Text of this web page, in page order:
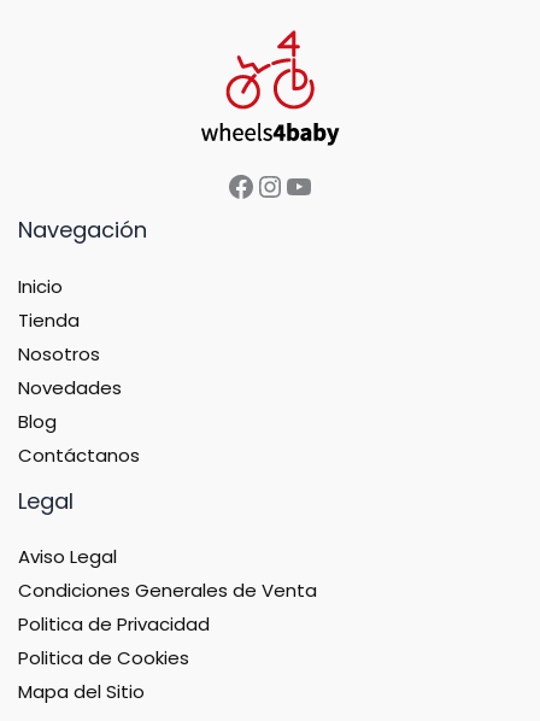
Navegación
Inicio
Tienda
Nosotros
Novedades
Blog
Contáctanos
Legal
Aviso Legal
Condiciones Generales de Venta
Politica de Privacidad
Politica de Cookies
Mapa del Sitio